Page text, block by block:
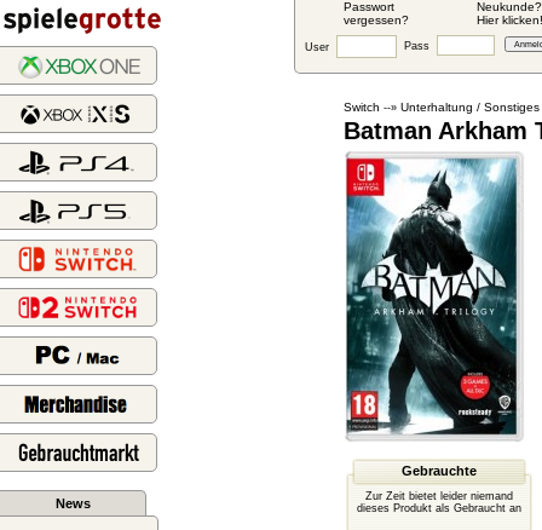
Passwort
vergessen?
Neukunde?
Hier klicken!
User Pass
News
Switch --» Unterhaltung / Sonstiges
Batman Arkham
Gebrauchte
Zur Zeit bietet leider niemand
dieses Produkt als Gebraucht an